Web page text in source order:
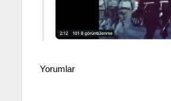
Yorumlar